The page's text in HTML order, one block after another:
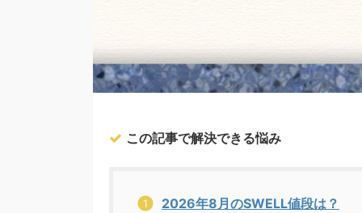
この記事で解決できる悩み
2026年8月のSWELL値段は？